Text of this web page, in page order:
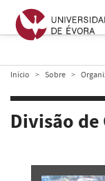
Início Sobre
Divisão